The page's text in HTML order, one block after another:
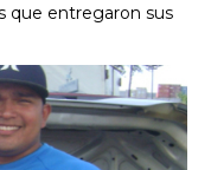
que entregaron sus